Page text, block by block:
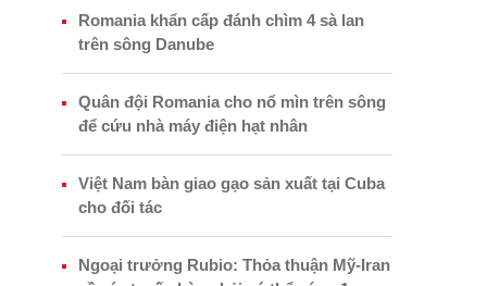
Romania khẩn cấp đánh chìm 4 sà lan
trên sông Danube
Quân đội Romania cho nổ mìn trên sông
để cứu nhà máy điện hạt nhân
Việt Nam bàn giao gạo sản xuất tại Cuba
cho đối tác
Ngoại trưởng Rubio: Thỏa thuận Mỹ-Iran